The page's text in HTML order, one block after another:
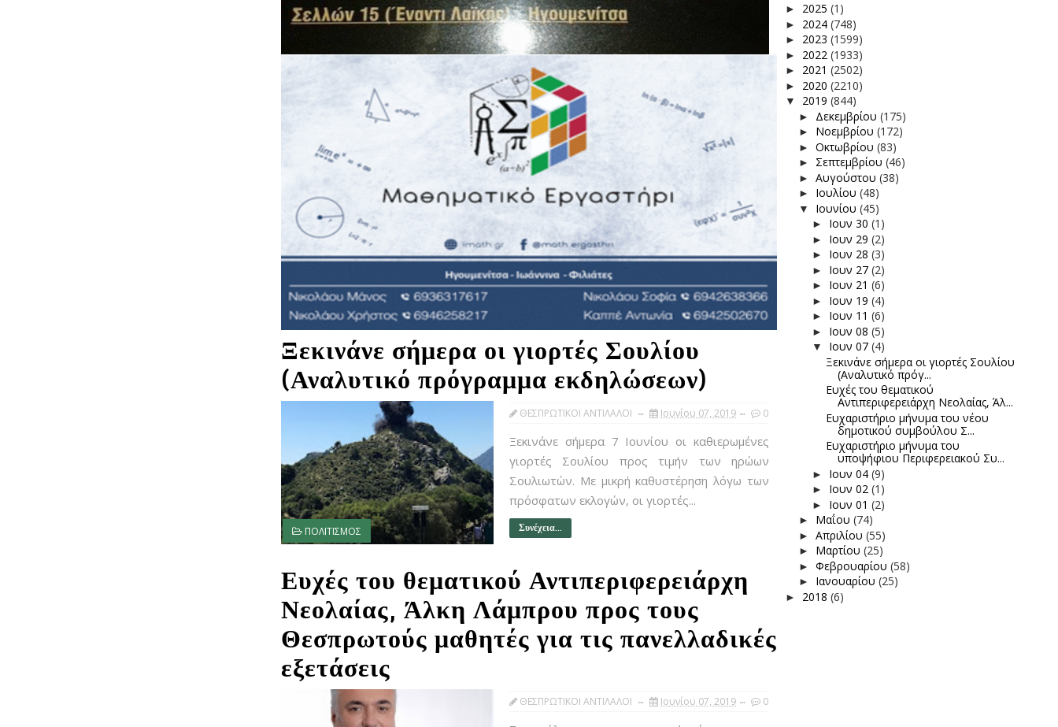
Ξεκινάνε σήμερα οι γιορτές Σουλίου
(Αναλυτικό πρόγραμμα εκδηλώσεων)
ΠΟΛΙΤΙΣΜΟΣ
ΘΕΣΠΡΩΤΙΚΟΙ ΑΝΤΙΛΑΛΟΙ Ιουνίου 07, 2019 0
Ξεκινάνε σήμερα 7 Ιουνίου οι καθιερωμένες
γιορτές Σουλίου προς τιμήν των ηρώων
Σουλιωτών. Με μικρή καθυστέρηση λόγω των
πρόσφατων εκλογών, οι γιορτές...
Συνέχεια...
Ευχές του θεματικού Αντιπεριφερειάρχη
Νεολαίας, Άλκη Λάμπρου προς τους
Θεσπρωτούς μαθητές για τις πανελλαδικές
εξετάσεις
ΘΕΣΠΡΩΤΙΚΟΙ ΑΝΤΙΛΑΛΟΙ Ιουνίου 07, 2019 0
► 2025 (1)
► 2024 (748)
► 2023 (1599)
► 2022 (1933)
► 2021 (2502)
► 2020 (2210)
▼ 2019 (844)
► Δεκεμβρίου (175)
► Νοεμβρίου (172)
► Οκτωβρίου (83)
► Σεπτεμβρίου (46)
► Αυγούστου (38)
► Ιουλίου (48)
▼ Ιουνίου (45)
► Ιουν 30 (1)
► Ιουν 29 (2)
► Ιουν 28 (3)
► Ιουν 27 (2)
► Ιουν 21 (6)
► Ιουν 19 (4)
► Ιουν 11 (6)
► Ιουν 08 (5)
▼ Ιουν 07 (4)
Ξεκινάνε σήμερα οι γιορτές Σουλίου
(Αναλυτικό πρόγ...
Ευχές του θεματικού
Αντιπεριφερειάρχη Νεολαίας, Άλ...
Ευχαριστήριο μήνυμα του νέου
δημοτικού συμβούλου Σ...
Ευχαριστήριο μήνυμα του
υποψήφιου Περιφερειακού Συ...
► Ιουν 04 (9)
► Ιουν 02 (1)
► Ιουν 01 (2)
► Μαΐου (74)
► Απριλίου (55)
► Μαρτίου (25)
► Φεβρουαρίου (58)
► Ιανουαρίου (25)
► 2018 (6)